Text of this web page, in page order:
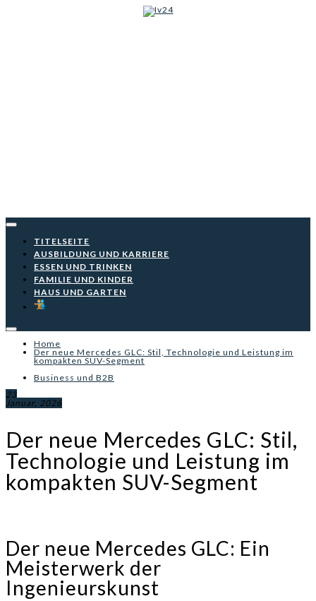
Iv24
TITELSEITE
AUSBILDUNG UND KARRIERE
ESSEN UND TRINKEN
FAMILIE UND KINDER
HAUS UND GARTEN
Home
Der neue Mercedes GLC: Stil, Technologie und Leistung im
kompakten SUV-Segment
Business und B2B
23
Januar, 2026
Der neue Mercedes GLC: Stil,
Technologie und Leistung im
kompakten SUV-Segment
Der neue Mercedes GLC: Ein
Meisterwerk der
Ingenieurskunst